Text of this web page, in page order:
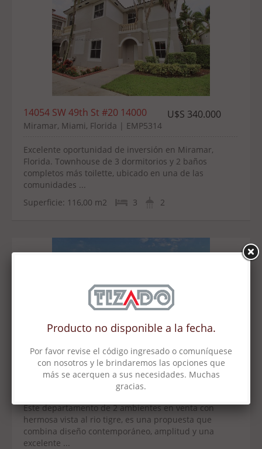
14054 SW 49th St #20 14000 U$S 340.000
Miramar, Miami, Florida | EMP5314
Excelente oportunidad de inversión en Miramar,
Florida. Townhouse de 3 dormitorios y 2 baños
completos más toilette, ubicado en una de las
comunidades ...
Superficie: 116,00 m2 3 2
Vivanco 1500 U$S 160.000
Tigre, G.B.A. Zona Norte, Argentina | MPU4356
Este departamento de 2 ambientes en venta con
hermosa vista al rio tigre, es una propuesta que
combina diseño contemporáneo, amplitud y una
excelente ...